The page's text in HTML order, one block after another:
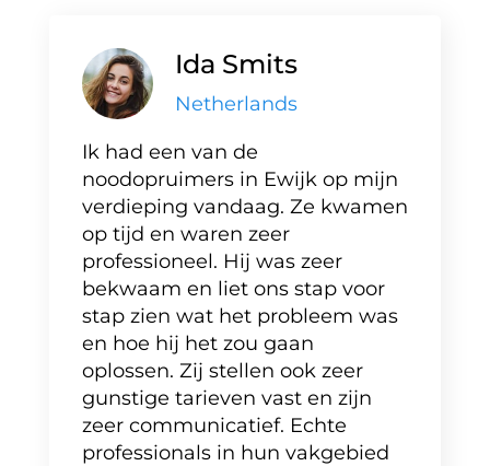
Ida Smits
Netherlands
Ik had een van de
noodopruimers in Ewijk op mijn
verdieping vandaag. Ze kwamen
op tijd en waren zeer
professioneel. Hij was zeer
bekwaam en liet ons stap voor
stap zien wat het probleem was
en hoe hij het zou gaan
oplossen. Zij stellen ook zeer
gunstige tarieven vast en zijn
zeer communicatief. Echte
professionals in hun vakgebied